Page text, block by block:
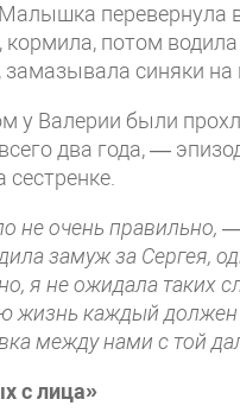
перевернула
потом
синяки
у Валерии были
два года, —
сестренке.
не очень правильно, —
замуж за Сергея,
я не ожидала таких
жизнь каждый должен
между нами с той
с лица»